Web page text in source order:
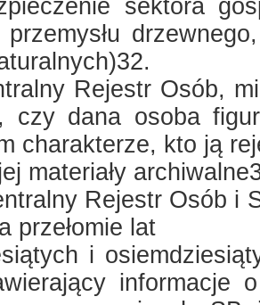
sektora
przemysłu
Rejestr Osób,
czy dana osoba
charakterze, kto ją
materiały
Rejestr Osób i
przełomie lat
i
informacje